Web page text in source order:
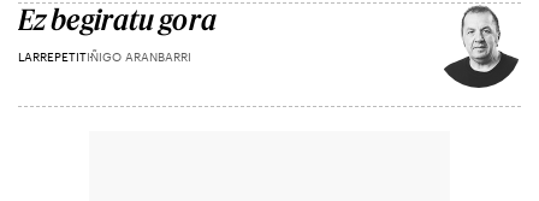
Ez begiratu gora
LARREPETITIÑIGO ARANBARRI